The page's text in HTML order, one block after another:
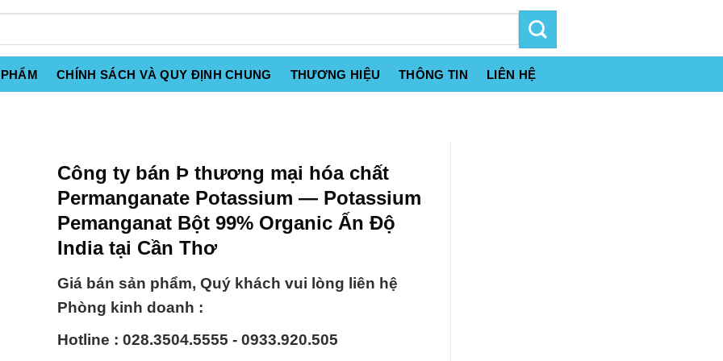
CHÍNH SÁCH VÀ QUY ĐỊNH CHUNG THƯƠNG HIỆU THÔNG TIN LIÊN HỆ
Công ty bán Þ thương mại hóa chất
Permanganate Potassium — Potassium
Pemanganat Bột 99% Organic Ấn Độ
India tại Cần Thơ
Giá bán sản phẩm, Quý khách vui lòng liên hệ
Phòng kinh doanh :
Hotline : 028.3504.5555 - 0933.920.505